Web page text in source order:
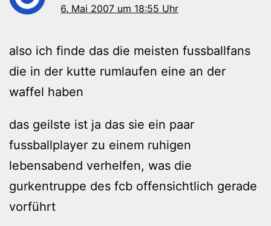
6. Mai 2007 um 18:55 Uhr
also ich finde das die meisten fussballfans
die in der kutte rumlaufen eine an der
waffel haben
das geilste ist ja das sie ein paar
fussballplayer zu einem ruhigen
lebensabend verhelfen, was die
gurkentruppe des fcb offensichtlich gerade
vorführt